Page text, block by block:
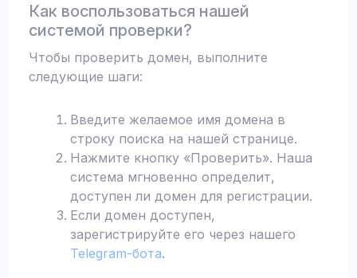
Как воспользоваться нашей
системой проверки?
Чтобы проверить домен, выполните
следующие шаги:
Введите желаемое имя домена в
строку поиска на нашей странице.
Нажмите кнопку «Проверить». Наша
система мгновенно определит,
доступен ли домен для регистрации.
Если домен доступен,
зарегистрируйте его через нашего
Telegram-бота.